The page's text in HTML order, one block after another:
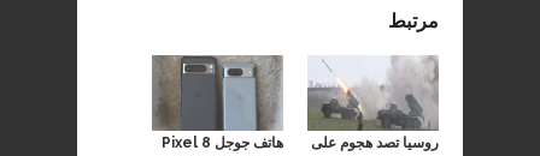
مرتبط
روسيا تصد هجوم على
هاتف جوجل Pixel 8